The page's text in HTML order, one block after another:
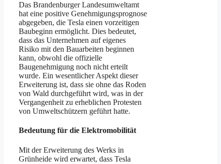
Das Brandenburger Landesumweltamt
hat eine positive Genehmigungsprognose
abgegeben, die Tesla einen vorzeitigen
Baubeginn ermöglicht. Dies bedeutet,
dass das Unternehmen auf eigenes
Risiko mit den Bauarbeiten beginnen
kann, obwohl die offizielle
Baugenehmigung noch nicht erteilt
wurde. Ein wesentlicher Aspekt dieser
Erweiterung ist, dass sie ohne das Roden
von Wald durchgeführt wird, was in der
Vergangenheit zu erheblichen Protesten
von Umweltschützern geführt hatte.
Bedeutung für die Elektromobilität
Mit der Erweiterung des Werks in
Grünheide wird erwartet, dass Tesla